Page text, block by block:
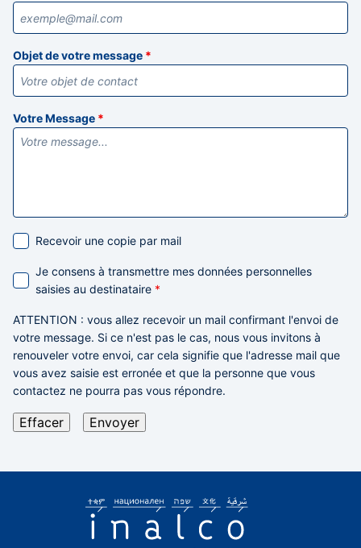
Objet de votre message *
Votre Message *
Recevoir une copie par mail
Je consens à transmettre mes données personnelles
saisies au destinataire *
ATTENTION : vous allez recevoir un mail confirmant l'envoi de
votre message. Si ce n'est pas le cas, nous vous invitons à
renouveler votre envoi, car cela signifie que l'adresse mail que
vous avez saisie est erronée et que la personne que vous
contactez ne pourra pas vous répondre.